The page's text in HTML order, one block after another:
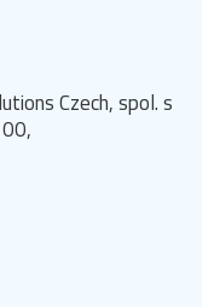
Czech, spol. s